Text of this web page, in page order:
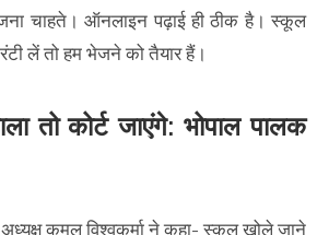
चाहते। ऑनलाइन पढ़ाई ही ठीक है। स्कूल
लें तो हम भेजने को तैयार हैं।
तो कोर्ट जाएंगे: भोपाल पालक
कमल विश्वकर्मा ने कहा- स्कूल खोले जाने